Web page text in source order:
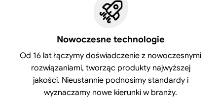
Nowoczesne technologie
Od 16 lat łączymy doświadczenie z nowoczesnymi
rozwiązaniami, tworząc produkty najwyższej
jakości. Nieustannie podnosimy standardy i
wyznaczamy nowe kierunki w branży.